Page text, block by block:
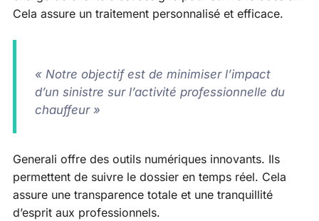
Cela assure un traitement personnalisé et efficace.
« Notre objectif est de minimiser l’impact
d’un sinistre sur l’activité professionnelle du
chauffeur »
Generali offre des outils numériques innovants. Ils
permettent de suivre le dossier en temps réel. Cela
assure une transparence totale et une tranquillité
d’esprit aux professionnels.